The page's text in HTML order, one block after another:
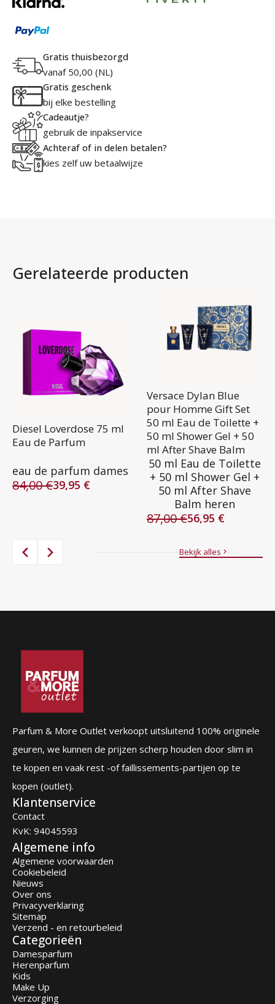
Gratis thuisbezorgd
vanaf 50,00 (NL)
Gratis geschenk
bij elke bestelling
Cadeautje?
gebruik de inpakservice
Achteraf of in delen betalen?
kies zelf uw betaalwijze
Gerelateerde producten
Diesel Loverdose 75 ml
Eau de Parfum
eau de parfum dames
84,00€
Oorspronkelijke
39,95 €
Huidige
Versace Dylan Blue
pour Homme Gift Set
50 ml Eau de Toilette +
50 ml Shower Gel + 50
ml After Shave Balm
50 ml Eau de Toilette
+ 50 ml Shower Gel +
50 ml After Shave
Balm heren
87,00€
Oorspronkelijke
56,95 €
Huidige
Bekijk alles
Parfum & More Outlet verkoopt uitsluitend 100% originele
geuren, we kunnen de prijzen scherp houden door slim in
te kopen en vaak rest -of faillissements-partijen op te
kopen (outlet).
Klantenservice
Contact
KvK: 94045593
Algemene info
Algemene voorwaarden
Cookiebeleid
Nieuws
Over ons
Privacyverklaring
Sitemap
Verzend - en retourbeleid
Categorieën
Damesparfum
Herenparfum
Kids
Make Up
Verzorging